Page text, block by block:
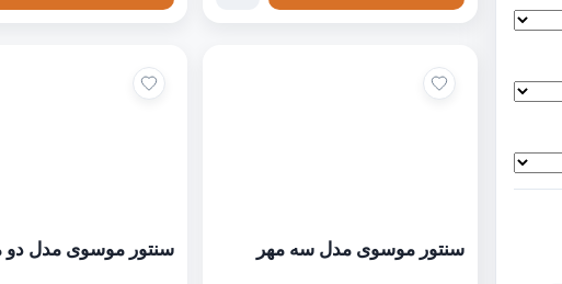
سنتور موسوی مدل سه مهر سنتور موسوی مدل دو